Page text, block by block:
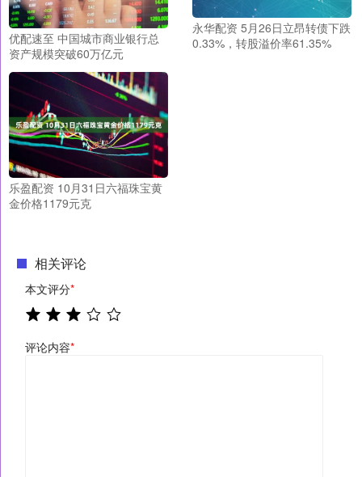
优配速至 中国城市商业银行总
资产规模突破60万亿元
永华配资 5月26日立昂转债下跌
0.33%，转股溢价率61.35%
乐盈配资 10月31日六福珠宝黄
金价格1179元克
相关评论
本文评分*
评论内容*